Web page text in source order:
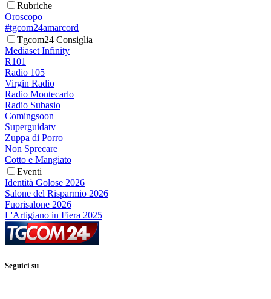
Rubriche
Oroscopo
#tgcom24amarcord
Tgcom24 Consiglia
Mediaset Infinity
R101
Radio 105
Virgin Radio
Radio Montecarlo
Radio Subasio
Comingsoon
Superguidatv
Zuppa di Porro
Non Sprecare
Cotto e Mangiato
Eventi
Identità Golose 2026
Salone del Risparmio 2026
Fuorisalone 2026
L'Artigiano in Fiera 2025
Seguici su